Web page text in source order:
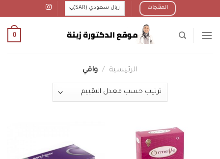
to
المنتجات
0
الرئيسية / واقي